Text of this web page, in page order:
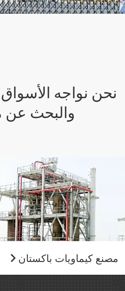
نحن نواجه الأسواق
والبحث عن
مصنع كيماويات باكستان 